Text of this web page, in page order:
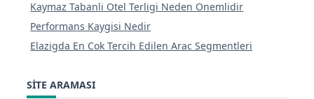
Kaymaz Tabanli Otel Terligi Neden Onemlidir
Performans Kaygisi Nedir
Elazigda En Cok Tercih Edilen Arac Segmentleri
SITE ARAMASI